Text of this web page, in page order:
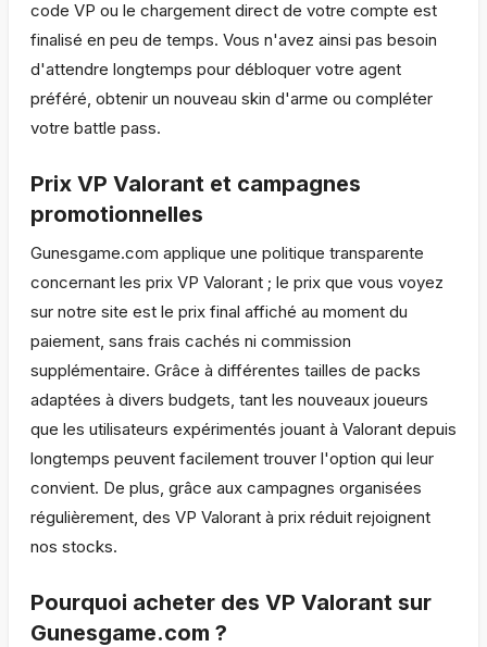
code VP ou le chargement direct de votre compte est
finalisé en peu de temps. Vous n'avez ainsi pas besoin
d'attendre longtemps pour débloquer votre agent
préféré, obtenir un nouveau skin d'arme ou compléter
votre battle pass.
Prix VP Valorant et campagnes
promotionnelles
Gunesgame.com applique une politique transparente
concernant les prix VP Valorant ; le prix que vous voyez
sur notre site est le prix final affiché au moment du
paiement, sans frais cachés ni commission
supplémentaire. Grâce à différentes tailles de packs
adaptées à divers budgets, tant les nouveaux joueurs
que les utilisateurs expérimentés jouant à Valorant depuis
longtemps peuvent facilement trouver l'option qui leur
convient. De plus, grâce aux campagnes organisées
régulièrement, des VP Valorant à prix réduit rejoignent
nos stocks.
Pourquoi acheter des VP Valorant sur
Gunesgame.com ?